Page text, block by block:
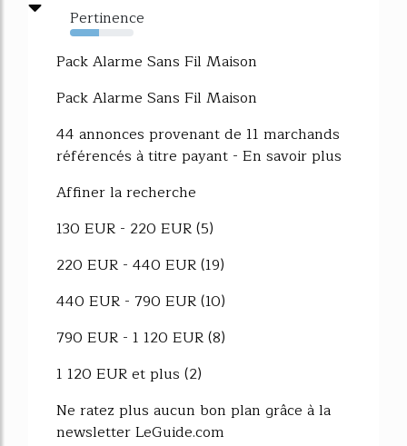
Pertinence
45%
Pack Alarme Sans Fil Maison
Pack Alarme Sans Fil Maison
44 annonces provenant de 11 marchands
référencés à titre payant - En savoir plus
Affiner la recherche
130 EUR - 220 EUR (5)
220 EUR - 440 EUR (19)
440 EUR - 790 EUR (10)
790 EUR - 1 120 EUR (8)
1 120 EUR et plus (2)
Ne ratez plus aucun bon plan grâce à la
newsletter LeGuide.com